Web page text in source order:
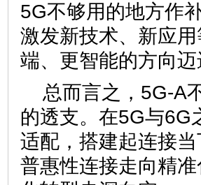
5G不够用的地方作
激发新技术、新应
端、更智能的方向迈
总而言之，5G-A
的透支。在5G与6G
适配，搭建起连接
普惠性连接走向精